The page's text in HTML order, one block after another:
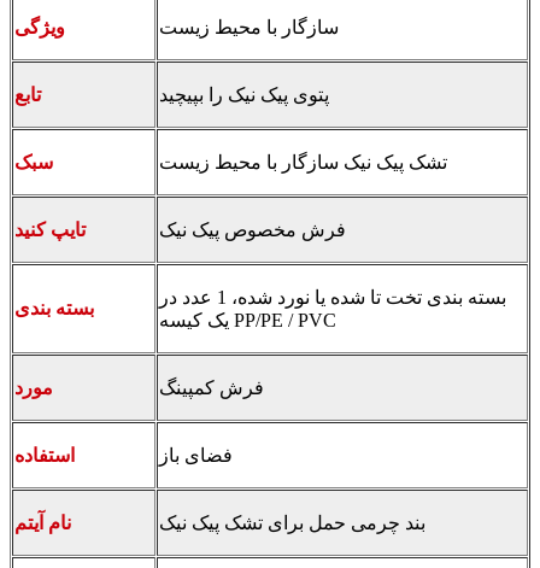
ویژگی سازگار با محیط زیست
تابع پتوی پیک نیک را بپیچید
سبک تشک پیک نیک سازگار با محیط زیست
تایپ کنید فرش مخصوص پیک نیک
بسته بندی
بسته بندی تخت تا شده یا نورد شده، 1 عدد در
یک کیسه PP/PE / PVC
مورد فرش کمپینگ
استفاده فضای باز
نام آیتم بند چرمی حمل برای تشک پیک نیک